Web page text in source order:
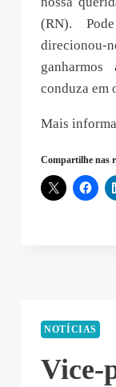
(RN).
conduza em
Mais
Compartilhe nas
NOTÍCIAS
Vice-